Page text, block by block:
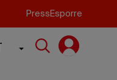
Press Esporre